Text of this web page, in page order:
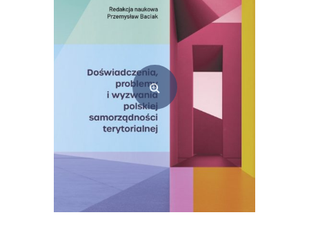
69,00 zł
Dodaj do koszyka